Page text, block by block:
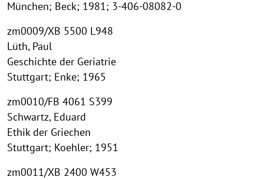
München; Beck; 1981; 3-406-08082-0
zm0009/XB 5500 L948
Lüth, Paul
Geschichte der Geriatrie
Stuttgart; Enke; 1965
zm0010/FB 4061 S399
Schwartz, Eduard
Ethik der Griechen
Stuttgart; Koehler; 1951
zm0011/XB 2400 W453